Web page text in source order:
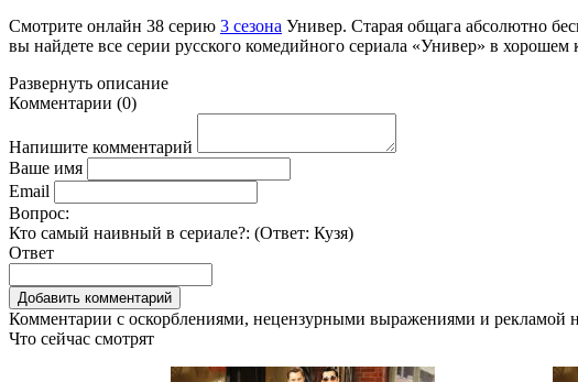
Смотрите онлайн 38 серию 3 сезона Универ. Старая общага абсолютно
вы найдете все серии русского комедийного сериала «Универ» в хорошем
Развернуть описание
Комментарии (0)
Напишите комментарий
Ваше имя
Email
Вопрос:
Кто самый наивный в сериале?: (Ответ: Кузя)
Ответ
Комментарии с оскорблениями, нецензурными выражениями и рекламой
Что сейчас смотрят